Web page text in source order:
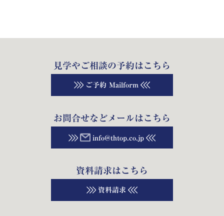
見学やご相談の予約はこちら
ご予約 Mailform
お問合せなどメールはこちら
info@thtop.co.jp
資料請求はこちら
資料請求